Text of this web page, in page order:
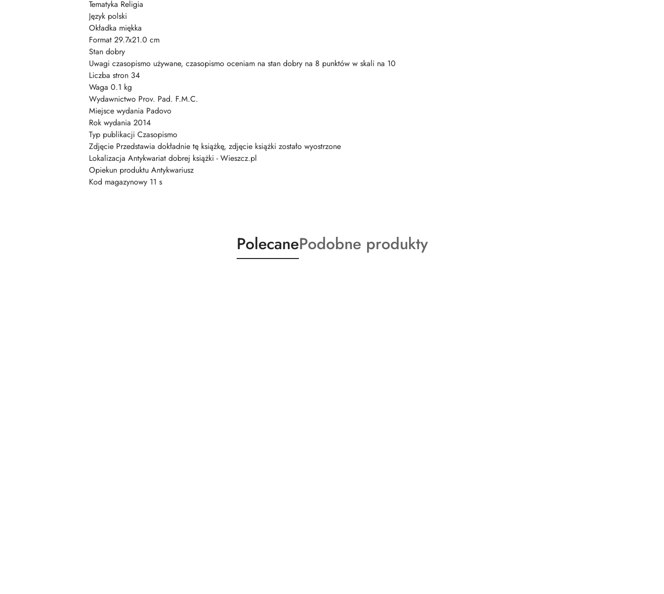
Tematyka Religia
Język polski
Okładka miękka
Format 29.7x21.0 cm
Stan dobry
Uwagi czasopismo używane, czasopismo oceniam na stan dobry na 8 punktów w skali na 10
Liczba stron 34
Waga 0.1 kg
Wydawnictwo Prov. Pad. F.M.C.
Miejsce wydania Padovo
Rok wydania 2014
Typ publikacji Czasopismo
Zdjęcie Przedstawia dokładnie tę książkę, zdjęcie książki zostało wyostrzone
Lokalizacja Antykwariat dobrej książki - Wieszcz.pl
Opiekun produktu Antykwariusz
Kod magazynowy 11 s
Produkty
o
PolecaneProdukty
o
Podobne produkty